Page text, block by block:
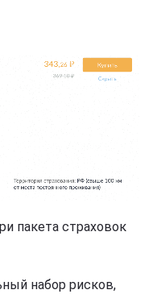
пакета страховок
набор рисков,